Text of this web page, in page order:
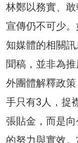
林鄭以務實、
宣傳仍不可少
知媒體的相關
聞稿，並非為
外團體解釋政
手只有3人，捉
張貼金，而是
的努力與實效